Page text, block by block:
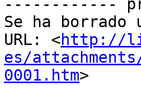
------------
Se ha borrado
URL: <http://
es/
0001.htm>